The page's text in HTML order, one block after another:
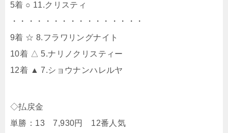
5着 ○ 11.クリスティ
・・・・・・・・・・・・・・・・
9着 ☆ 8.フラワリングナイト
10着 △ 5.ナリノクリスティー
12着 ▲ 7.ショウナンハレルヤ
◇払戻金
単勝：13 7,930円 12番人気